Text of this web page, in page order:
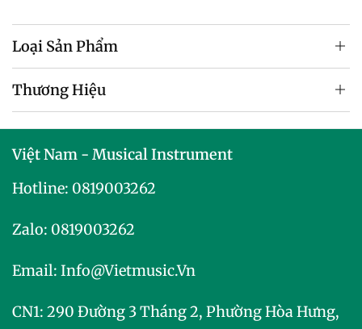
Loại Sản Phẩm
Thương Hiệu
Việt Nam - Musical Instrument
Hotline: 0819003262
Zalo: 0819003262
Email: Info@vietmusic.vn
CN1: 290 Đường 3 Tháng 2, Phường Hòa Hưng,